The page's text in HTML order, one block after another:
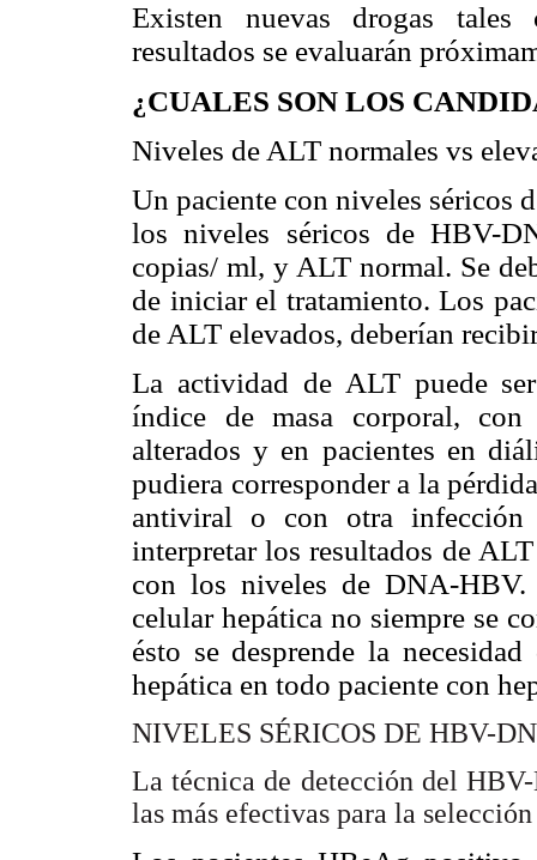
Existen nuevas drogas tales
resultados se evaluarán
¿CUALES SON LOS
Niveles de ALT normales vs
Un paciente con niveles séricos
los niveles séricos de HBV-
copias/ ml, y ALT normal. Se
de iniciar el tratamiento. Los
de ALT elevados, deberían
La actividad de ALT puede
índice de masa corporal,
alterados y en pacientes en
pudiera corresponder a la
antiviral o con otra
interpretar los resultados de
con los niveles de DNA-HBV.
celular hepática no siempre se
ésto se desprende la
hepática en todo paciente con
NIVELES SÉRICOS DE HBV-
La técnica de detección del
las más efectivas para la